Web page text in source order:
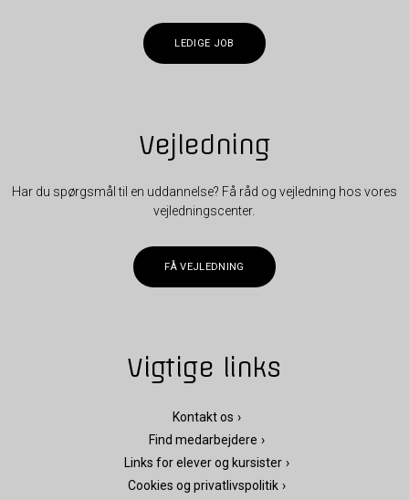
LEDIGE JOB
Vejledning
Har du spørgsmål til en uddannelse? Få råd og vejledning hos vores
vejledningscenter.
FÅ VEJLEDNING
Vigtige links
Kontakt os
Find medarbejdere
Links for elever og kursister
Cookies og privatlivspolitik